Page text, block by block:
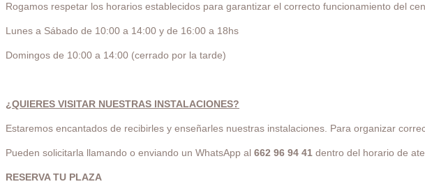
Rogamos respetar los horarios establecidos para garantizar el correcto funcionamiento del
Lunes a Sábado de 10:00 a 14:00 y de 16:00 a 18hs
Domingos de 10:00 a 14:00 (cerrado por la tarde)
¿QUIERES VISITAR NUESTRAS INSTALACIONES?
Estaremos encantados de recibirles y enseñarles nuestras instalaciones. Para organizar
Pueden solicitarla llamando o enviando un WhatsApp al 662 96 94 41 dentro del horario de
RESERVA TU PLAZA